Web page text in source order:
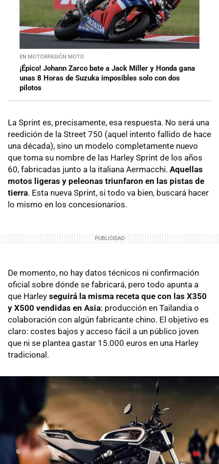
EN MOTORPASIÓN MOTO
¡Épico! Johann Zarco bate a Jack Miller y Honda gana
unas 8 Horas de Suzuka imposibles solo con dos
pilotos
La Sprint es, precisamente, esa respuesta. No será una
reedición de la Street 750 (aquel intento fallido de hace
una década), sino un modelo completamente nuevo
que toma su nombre de las Harley Sprint de los años
60, fabricadas junto a la italiana Aermacchi. Aquellas
motos ligeras y peleonas triunfaron en las pistas de
tierra. Esta nueva Sprint, si todo va bien, buscará hacer
lo mismo en los concesionarios.
De momento, no hay datos técnicos ni confirmación
oficial sobre dónde se fabricará, pero todo apunta a
que Harley seguirá la misma receta que con las X350
y X500 vendidas en Asia: producción en Tailandia o
colaboración con algún fabricante chino. El objetivo es
claro: costes bajos y acceso fácil a un público joven
que ni se plantea gastar 15.000 euros en una Harley
tradicional.